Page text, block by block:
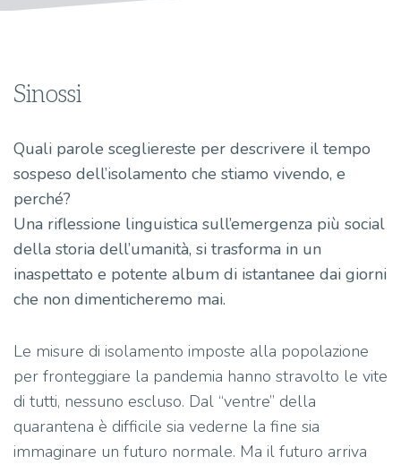
Sinossi
Quali parole scegliereste per descrivere il tempo
sospeso dell’isolamento che stiamo vivendo, e
perché?
Una riflessione linguistica sull’emergenza più social
della storia dell’umanità, si trasforma in un
inaspettato e potente album di istantanee dai giorni
che non dimenticheremo mai.
Le misure di isolamento imposte alla popolazione
per fronteggiare la pandemia hanno stravolto le vite
di tutti, nessuno escluso. Dal “ventre” della
quarantena è difficile sia vederne la fine sia
immaginare un futuro normale. Ma il futuro arriva